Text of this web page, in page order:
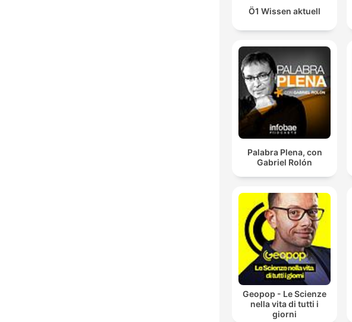
Ö1 Wissen aktuell
Palabra Plena, con
Gabriel Rolón
Geopop - Le Scienze
nella vita di tutti i
giorni